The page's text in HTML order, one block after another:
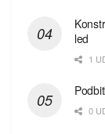
led
1
0